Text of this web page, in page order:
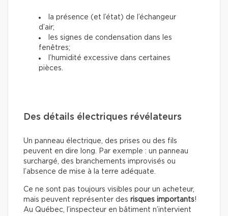
la présence (et l’état) de l’échangeur
d’air;
les signes de condensation dans les
fenêtres;
l’humidité excessive dans certaines
pièces.
Des détails électriques révélateurs
Un panneau électrique, des prises ou des fils
peuvent en dire long. Par exemple : un panneau
surchargé, des branchements improvisés ou
l’absence de mise à la terre adéquate.
Ce ne sont pas toujours visibles pour un acheteur,
mais peuvent représenter des risques importants!
Au Québec, l’inspecteur en bâtiment n’intervient